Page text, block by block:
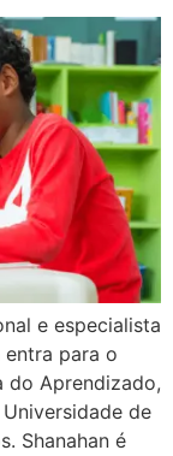
e especialista
entra para o
do Aprendizado,
de
Shanahan é